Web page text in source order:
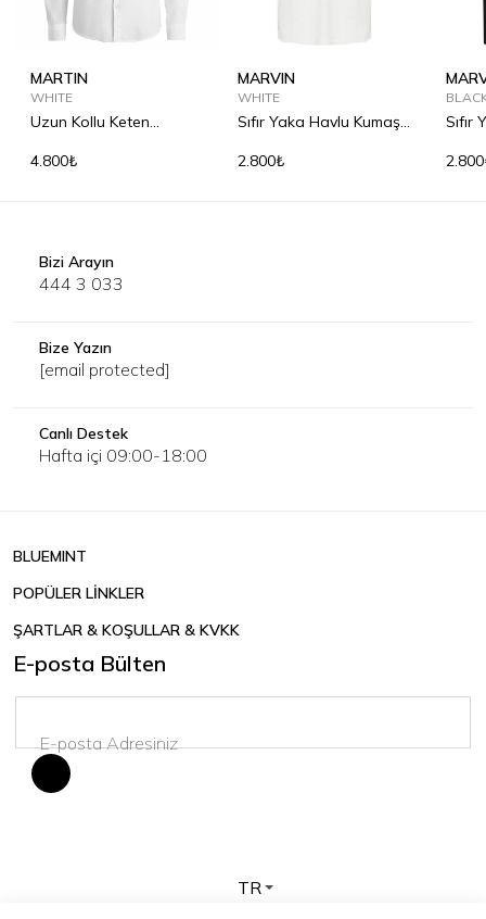
MARTIN
WHITE
Uzun Kollu Keten
4.800₺
MARVIN
WHITE
Sıfır Yaka Havlu Kumaş
2.800₺
Sıfır
Bizi Arayın
444 3 033
Bize Yazın
[email protected]
Canlı Destek
Hafta içi 09:00-18:00
BLUEMINT
POPÜLER LİNKLER
ŞARTLAR & KOŞULLAR & KVKK
E-posta Bülten
TR